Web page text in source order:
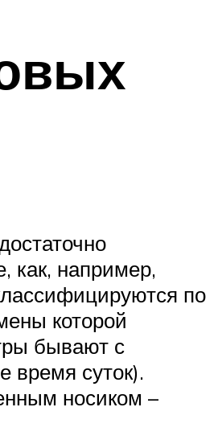
как, например,
по
которой
бывают с
время суток).
носиком –